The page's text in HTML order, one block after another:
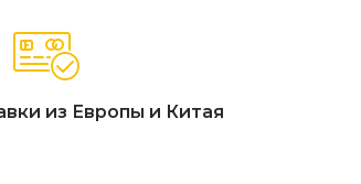
из Европы и Китая